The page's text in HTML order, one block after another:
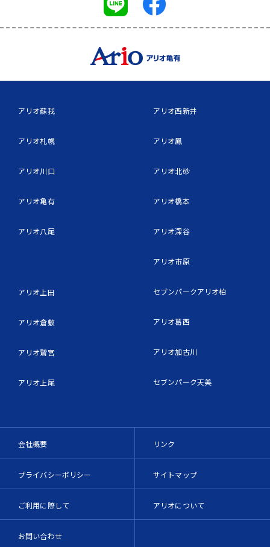
アリオ蘇我
アリオ札幌
アリオ川口
アリオ亀有
アリオ八尾
アリオ上田
アリオ倉敷
アリオ鷲宮
アリオ上尾
アリオ西新井
アリオ鳳
アリオ北砂
アリオ橋本
アリオ深谷
アリオ市原
セブンパークアリオ柏
アリオ葛西
アリオ加古川
セブンパーク天美
会社概要
プライバシーポリシー
ご利用に際して
お問い合わせ
リンク
サイトマップ
アリオについて